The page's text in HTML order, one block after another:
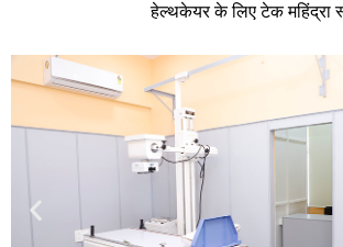
हेल्थकेयर के लिए टेक महिंद्रा